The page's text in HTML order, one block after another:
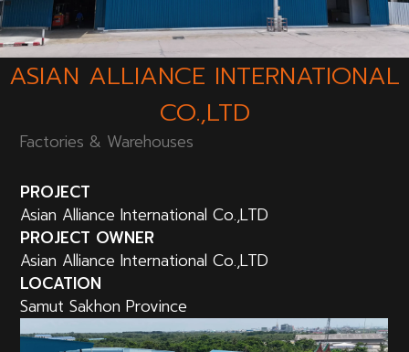
ASIAN ALLIANCE INTERNATIONAL
CO.,LTD
Factories & Warehouses
PROJECT
Asian Alliance International Co.,LTD
PROJECT OWNER
Asian Alliance International Co.,LTD
LOCATION
Samut Sakhon Province